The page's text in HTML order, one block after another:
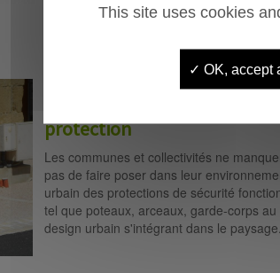
protection
Les communes et collectivités ne
pas de faire poser dans leur
urbain des protections de sécurité
tel que poteaux, arceaux, garde-corps au
design urbain s'intégrant dans le paysage.
This site uses cookies
OK, accept